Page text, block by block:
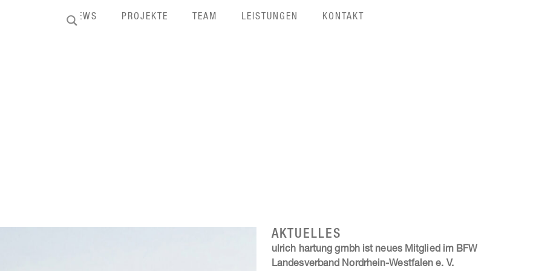
NEWS PROJEKTE TEAM LEISTUNGEN KONTAKT
AKTUELLES
ulrich hartung gmbh ist neues Mitglied im BFW
Landesverband Nordrhein-Westfalen e. V.